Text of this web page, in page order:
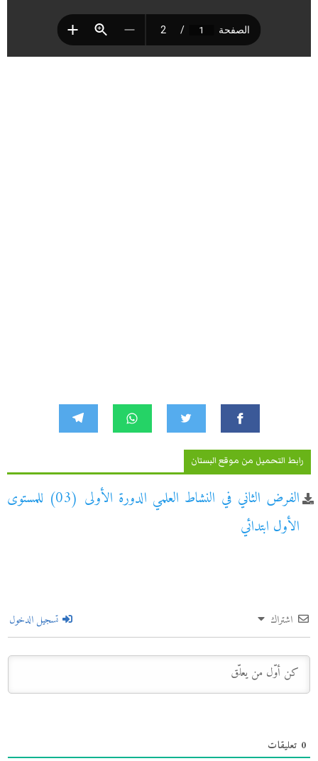
رابط التحميل من موقع البستان
الفرض الثاني في النشاط العلمي الدورة الأولى (03) للمستوى
الأول ابتدائي
اشتراك تسجيل الدخول
0 تعليقات